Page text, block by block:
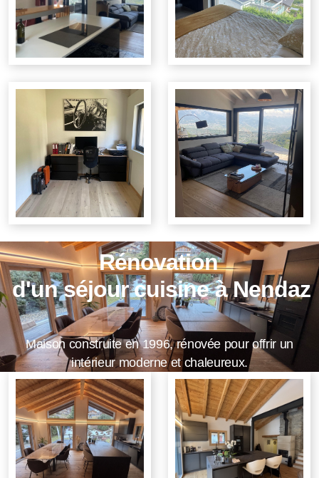
Rénovation
d'un séjour cuisine à Nendaz
Maison construite en 1996, rénovée pour offrir un
intérieur moderne et chaleureux.